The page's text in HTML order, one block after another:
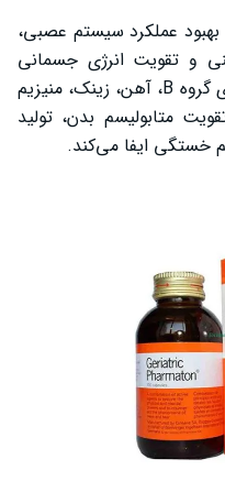
عملکرد سیستم عصبی،
و تقویت انرژی جسمانی
می‌شود. همچنین وجود ویتامین‌های گروه B، آهن، زینک، منیزیم
متابولیسم بدن، تولید
خستگی ایفا می‌کند.